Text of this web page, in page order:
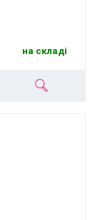
на складі